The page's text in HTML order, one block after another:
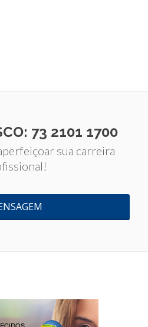
73 2101 1700
sua carreira